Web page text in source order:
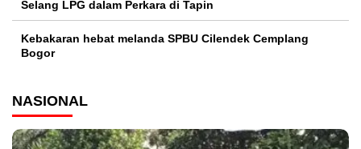
Selang LPG dalam Perkara di Tapin
Kebakaran hebat melanda SPBU Cilendek Cemplang
Bogor
NASIONAL